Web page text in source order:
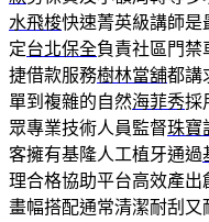
水飛梭快速菁英級講師是
定台北保全負責社區門禁
捷借款服務樹林當舖都講
單到複雜的自然海菲秀採
眾專業技術人員監督珠寶
客擁有基隆人工植牙通過
理合格協助平台高效產出
畫幅搭配通常清潔耐刮又